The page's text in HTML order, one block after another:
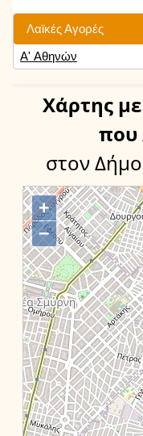
Λαϊκές Αγορές
Α' Αθηνών
Χάρτης
που
στον Δήμο
+
−